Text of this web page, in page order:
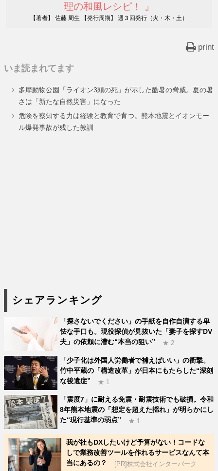
理の和風レシピ！ 』
【著者】 佐藤 周生 【発行周期】 週３回発行（火・木・土）
print
いま読まれてます
多摩動物公園「ライオン3頭の死」が示した酷暑の脅威。夏の暑
さは「新たな自然災害」になった
危険を察知する力は経験と教育で育つ。熊本地震とイオンモー
ル爆発事故が残した教訓
シェアランキング
「探さないでください」の手紙を自作自演する卑
怯な手口も。現役探偵が見抜いた「妻子を探すDV
夫」の依頼に潜む“本当の狙い”
★ 2
「少子化は外国人労働者で補えばいい」の衝撃。
竹中平蔵の「構造改革」が日本にもたらした“深刻
な後遺症”
★ 1
「震度7」に耐える免震・耐震技術でも破損。令和
8年熊本地震の「想定を超えた揺れ」が明らかにし
た“現行基準の弱点”
★ 1
我が社もDXしたいけど予算がない！コードな
しで業務改善ツールを作れるサービスなんて本
当にあるの？
[PR]株式会社インターパーク